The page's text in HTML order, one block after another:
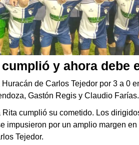
y ahora debe
de Carlos Tejedor por 3 a 0
Gastón Regis y Claudio Farías.
cumplió su cometido. Los
impusieron por un amplio margen
Tejedor.